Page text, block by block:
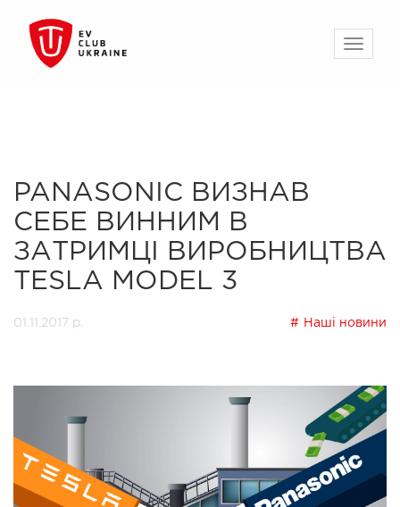
PANASONIC ВИЗНАВ
СЕБЕ ВИННИМ В
ЗАТРИМЦІ ВИРОБНИЦТВА
TESLA MODEL 3
01.11.2017 р. Наші новини